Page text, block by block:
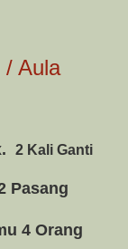
/ Aula
2 Kali Ganti
Pasang
4 Orang